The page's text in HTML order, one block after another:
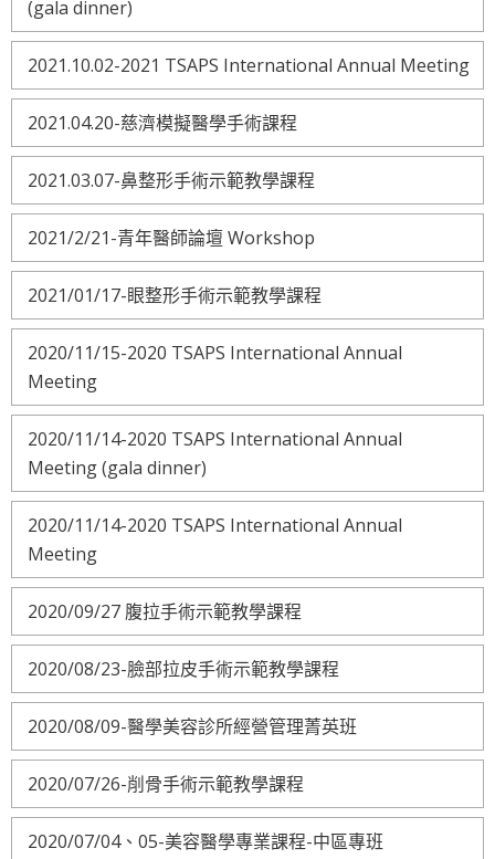
(gala dinner)
2021.10.02-2021 TSAPS International Annual Meeting
2021.04.20-慈濟模擬醫學手術課程
2021.03.07-鼻整形手術示範教學課程
2021/2/21-青年醫師論壇 Workshop
2021/01/17-眼整形手術示範教學課程
2020/11/15-2020 TSAPS International Annual
Meeting
2020/11/14-2020 TSAPS International Annual
Meeting (gala dinner)
2020/11/14-2020 TSAPS International Annual
Meeting
2020/09/27 腹拉手術示範教學課程
2020/08/23-臉部拉皮手術示範教學課程
2020/08/09-醫學美容診所經營管理菁英班
2020/07/26-削骨手術示範教學課程
2020/07/04、05-美容醫學專業課程-中區專班